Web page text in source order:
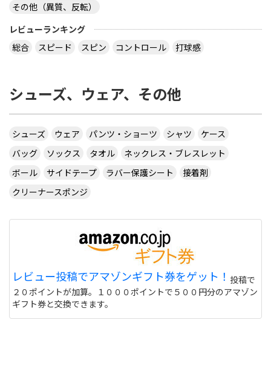
virtual table tennisというアプリについてです。
サーブから回転(カーブなど)をかけるのってどうや
出来ますが、サーブからはできません 。 もしかし
カテ違いですが・・ 攻略サイトには スピンは相手
のコートに球があるときに自分のラケット付近をダ
ブルタップ！する と書いてありますのでやっぱり
ダブルタップではないでしょうか・・・
サイトを見る
CUSTOM TABLE TENNIS というサイトでラバーを
サイトは日本からでも購入できますか？ また個人
情報は英語で入力する必要があるのでしょうか？
偽物うってるとこもあるので 海外のサイトって注意
しないと危ない 個人輸入とかしてオクで偽物うって
る人もいるけど
サイトを見る
その他（異質、反転）
レビューランキング
総合
スピード スピン コントロール 打球感
シューズ、ウェア、その他
シューズ ウェア パンツ・ショーツ シャツ
ケース
バッグ
ソックス タオル
ネックレス・ブレスレット
ボール
サイドテープ ラバー保護シート
接着剤
クリーナースポンジ
レビュー投稿でアマゾンギフト券をゲット！ 投稿で
２０ポイントが加算。１０００ポイントで５００円分のアマゾン
ギフト券と交換できます。